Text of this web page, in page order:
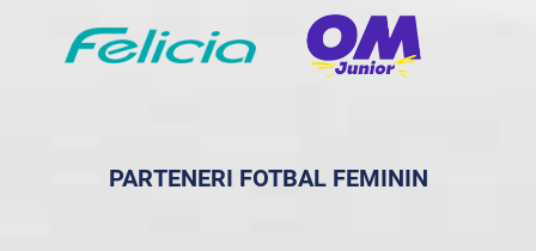
PARTENERI FOTBAL FEMININ